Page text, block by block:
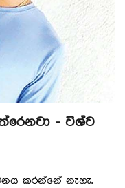
- විශ්ව
කරන්නේ නැහැ.